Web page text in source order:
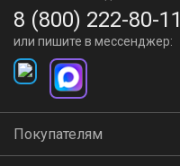
8 (800) 222-80-11
или пишите в мессенджер:
Покупателям